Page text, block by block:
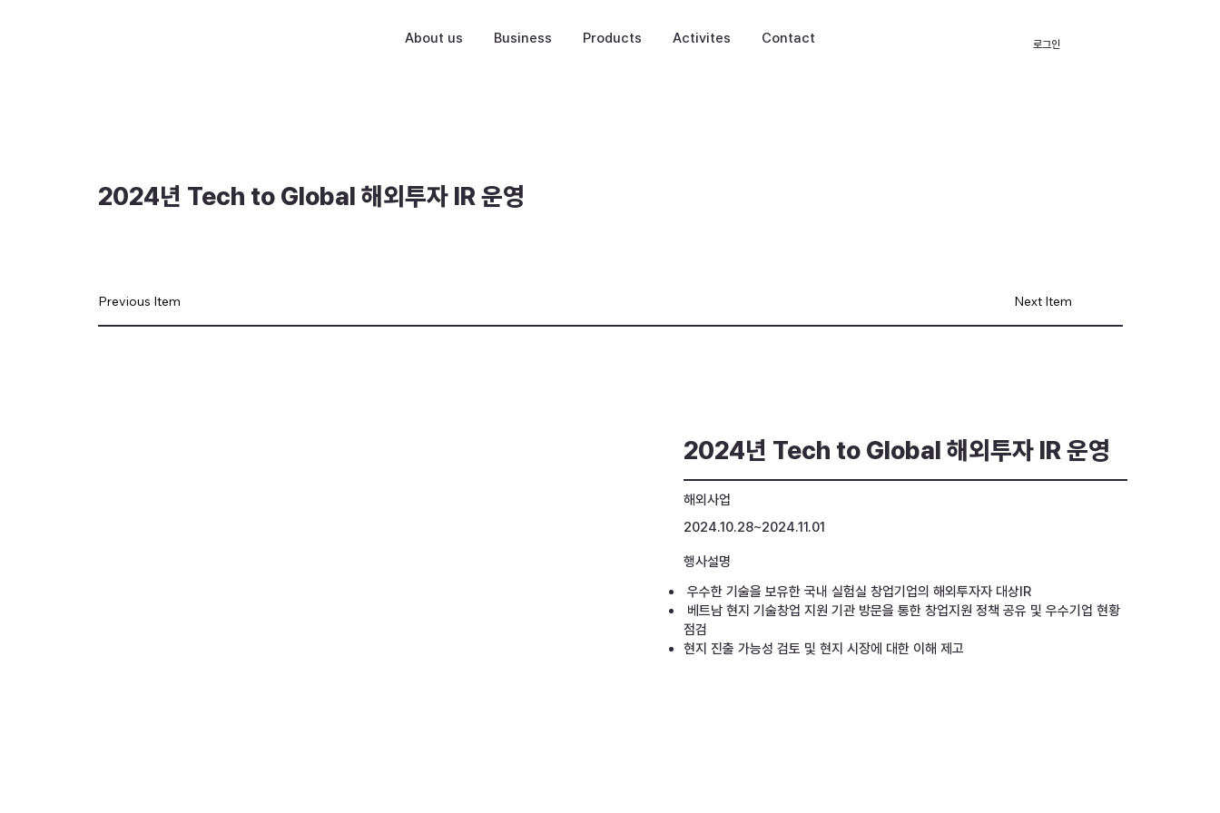
About us Business Products Activites Contact 로그인
2024년 Tech to Global 해외투자 IR 운영
Previous Item Next Item
2024년 Tech to Global 해외투자 IR 운영
해외사업
2024.10.28~2024.11.01
행사설명
우수한 기술을 보유한 국내 실험실 창업기업의 해외투자자 대상IR
베트남 현지 기술창업 지원 기관 방문을 통한 창업지원 정책 공유 및 우수기업 현황
점검
현지 진출 가능성 검토 및 현지 시장에 대한 이해 제고